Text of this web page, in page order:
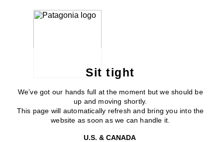
Sit tight
We’ve got our hands full at the moment but we should be
up and moving shortly.
This page will automatically refresh and bring you into the
website as soon as we can handle it.
U.S. & CANADA